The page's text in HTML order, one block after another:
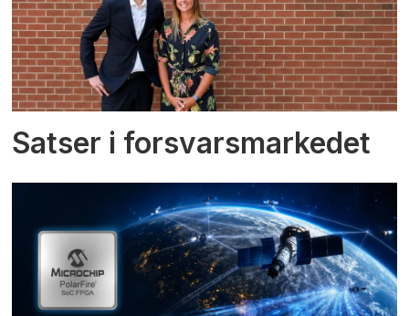
Satser i forsvarsmarkedet